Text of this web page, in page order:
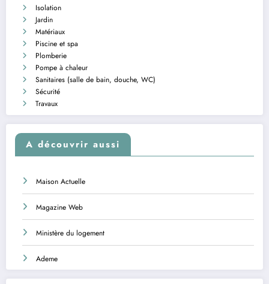
Isolation
Jardin
Matériaux
Piscine et spa
Plomberie
Pompe à chaleur
Sanitaires (salle de bain, douche, WC)
Sécurité
Travaux
A découvrir aussi
Maison Actuelle
Magazine Web
Ministère du logement
Ademe